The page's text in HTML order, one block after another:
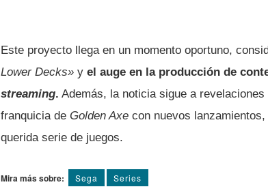
Este proyecto llega en un momento oportuno,
Lower Decks» y el auge en la producción de
streaming. Además, la noticia sigue a
franquicia de Golden Axe con nuevos
querida serie de juegos.
Mira más sobre: Sega Series